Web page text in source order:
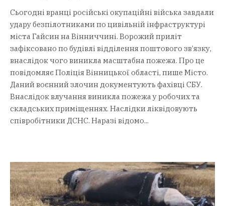
Сьогодні вранці російські окупаційні війська завдали
удару безпілотниками по цивільній інфраструктурі
міста Гайсин на Вінниччині. Ворожий приліт
зафіксовано по будівлі відділення поштового зв’язку,
внаслідок чого виникла масштабна пожежа. Про це
повідомляє Поліція Вінницької області, пише Місто.
Даний воєнний злочин документують фахівці СБУ.
Внаслідок влучання виникла пожежа у робочих та
складських приміщеннях. Наслідки ліквідовують
співробітники ДСНС. Наразі відомо...